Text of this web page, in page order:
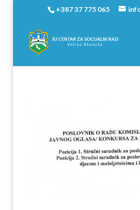
+387 37 775 065